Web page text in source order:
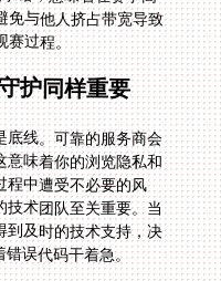
赛过程。
护同样重要
底线。可靠的服务商会
意味着你的浏览隐私和
程中遭受不必要的风
技术团队至关重要。当
到及时的技术支持，决
误代码干着急。